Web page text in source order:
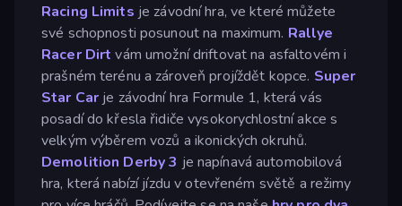
Racing Limits je závodní hra, ve které můžete
své schopnosti posunout na maximum. Rallye
Racer Dirt vám umožní driftovat na asfaltovém i
prašném terénu a zároveň projíždět kopce. Super
Star Car je závodní hra Formule 1, která vás
posadí do křesla řidiče vysokorychlostní akce s
velkým výběrem vozů a ikonických okruhů.
Demolition Derby 3 je napínavá automobilová
hra, která nabízí jízdu v otevřeném světě a režimy